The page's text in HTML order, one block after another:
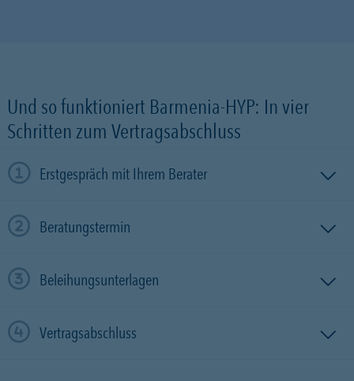
Und so funktioniert Barmenia-HYP: In vier
Schritten zum Vertragsabschluss
Erstgespräch mit Ihrem Berater
Beratungstermin
Beleihungsunterlagen
Vertragsabschluss